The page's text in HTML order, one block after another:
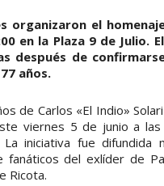
organizaron el
en la Plaza 9 de Julio.
después de
años.
de Carlos «El Indio»
viernes 5 de junio a
iniciativa fue difundida
fanáticos del exlíder de
Ricota.